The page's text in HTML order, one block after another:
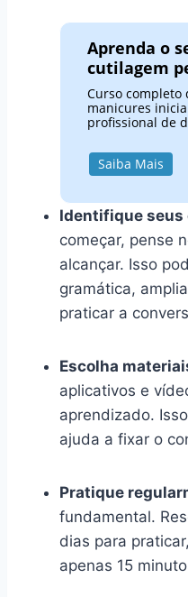
Aprenda o
cutilagem
Curso completo
manicures
profissional de
Saiba Mais
Identifique seus
começar, pense
alcançar. Isso
gramática,
praticar a
Escolha
aplicativos e
aprendizado.
ajuda a fixar o
Pratique
fundamental.
dias para
apenas 15